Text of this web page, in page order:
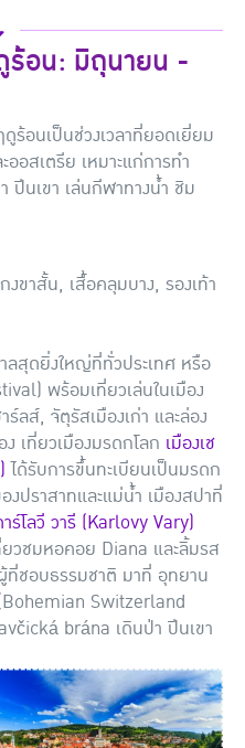
ร้อน: มิถุนายน -
อนเป็นช่วงเวลาที่ยอดเยี่ยม
ออสเตรีย เหมาะแก่การทำ
ปีนเขา เล่นกีฬาทางน้ำ ชิม
ขาสั้น, เสื้อคลุมบาง, รองเท้า
ลสุดยิ่งใหญ่ที่ทั่วประเทศ หรือ
พร้อมเที่ยวเล่นในเมือง
ลส์, จัตุรัสเมืองเก่า และล่อง
เที่ยวเมืองมรดกโลก เมืองเช
ได้รับการขึ้นทะเบียนเป็นมรดก
งปราสาทและแม่น้ำ เมืองสปาที่
าร์โลวี วารี (Karlovy Vary)
วชมหอคอย Diana และลิ้มรส
ชอบธรรมชาติ มาที่ อุทยาน
Switzerland
brána เดินป่า ปีนเขา